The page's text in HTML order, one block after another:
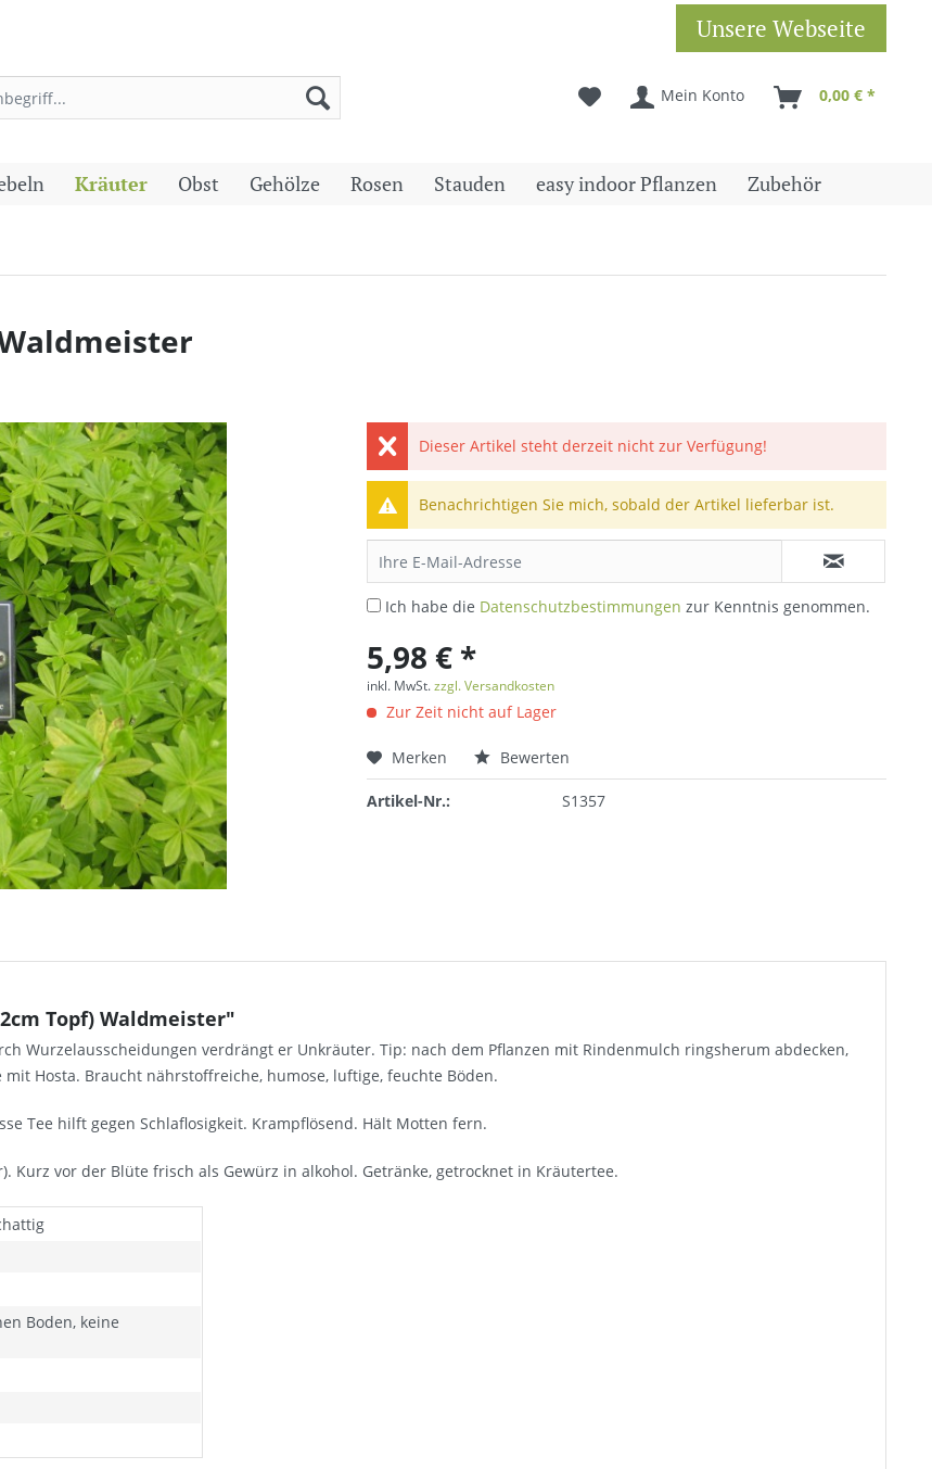
Unsere Webseite
Mein Konto 0,00 € *
Kräuter Obst Gehölze Rosen Stauden easy indoor Pflanzen Zubehör
Dieser Artikel steht derzeit nicht zur Verfügung!
Benachrichtigen Sie mich, sobald der Artikel lieferbar ist.
Ich habe die Datenschutzbestimmungen zur Kenntnis genommen.
5,98 € *
inkl. MwSt.zzgl. Versandkosten
Zur Zeit nicht auf Lager
Merken Bewerten
Artikel-Nr.: S1357
Topf) Waldmeister"
Wurzelausscheidungen verdrängt er Unkräuter. Tip: nach dem Pflanzen mit Rindenmulch ringsherum abdecken,
Hosta. Braucht nährstoffreiche, humose, luftige, feuchte Böden.
Tee hilft gegen Schlaflosigkeit. Krampflösend. Hält Motten fern.
Kurz vor der Blüte frisch als Gewürz in alkohol. Getränke, getrocknet in Kräutertee.
Boden, keine